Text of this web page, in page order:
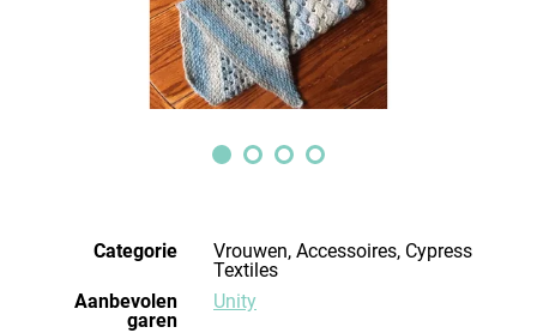
Categorie
Vrouwen, Accessoires, Cypress
Textiles
Aanbevolen
garen
Unity